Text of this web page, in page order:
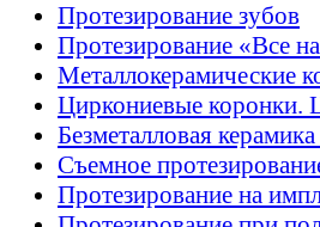
Протезирование зубов
Протезирование «Все
Металлокерамические
Циркониевые коронки.
Безметалловая
Cъемное
Протезирование на